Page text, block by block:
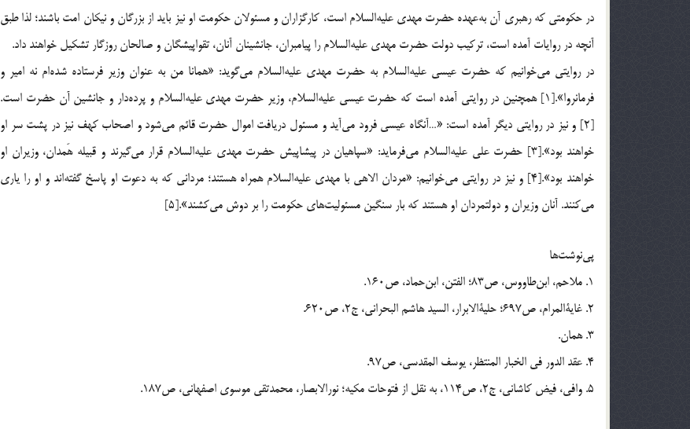
در حکومتی که رهبری آن به‌عهده حضرت‌ مهدی علیه‌السلام است، کارگزاران و مسئولان حکومت او نیز باید از بزرگان و نیکان امت باشند؛ لذا طبق
آنچه در روایات آمده است، ترکیب دولت حضرت‌ مهدی علیه‌السلام را پیامبران، جانشینان آنان، تقواپیشگان و صالحان روزگار تشکیل خواهند داد.
در روایتی می‌خوانیم که حضرت‌ عیسی علیه‌السلام به حضرت ‌مهدی علیه‌السلام می‌گوید: «همانا من به‌ عنوان وزیر فرستاده شده‌ام نه امیر و
فرمانروا».[1] همچنین در روایتی آمده است که حضرت ‌عیسی علیه‌السلام، وزیر حضرت مهدی علیه‌السلام و پرده‌دار و جانشین آن حضرت است.
[2] و نیز در روایتی دیگر آمده است: «…آنگاه عیسی فرود می‌آید و مسئول دریافت اموال حضرت ‌قائم می‌شود و اصحاب کهف نیز در پشت سر او
خواهند بود».[3] حضرت علی علیه‌السلام می‌فرماید: «سپاهیان در پیشاپیش حضرت‌ مهدی علیه‌السلام قرار می‌گیرند و قبیله هَمدان، وزیران او
خواهند بود».[4] و نیز در روایتی می‌خوانیم: «مردان الاهی با مهدی علیه‌السلام همراه هستند؛ مردانی که به دعوت او پاسخ گفته‌اند و او را یاری
می‌کنند. آنان وزیران و دولتمردان او هستند که بار سنگین مسئولیت‌های حکومت را بر دوش می‌کشند».[5]
پی‌نوشت‌ها
1. ملاحم، ابن‌طاووس، ص83؛ الفتن، ابن‌حماد، ص160.
2. غایة‌المرام، ص697؛ حلیة‌الابرار، السید هاشم البحرانی، ج2، ص620.
3. همان.
4. عقد الدور فی الخبار المنتظر، یوسف المقدسی، ص97.
5. وافی، فیض کاشانی، ج2، ص114، به نقل از فتوحات مکیه؛ نورالابصار، محمد‌تقی موسوی اصفهانی، ص187.